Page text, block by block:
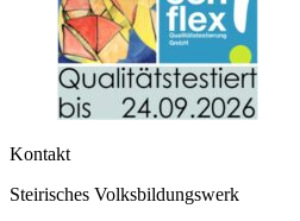
Kontakt
Steirisches Volksbildungswerk